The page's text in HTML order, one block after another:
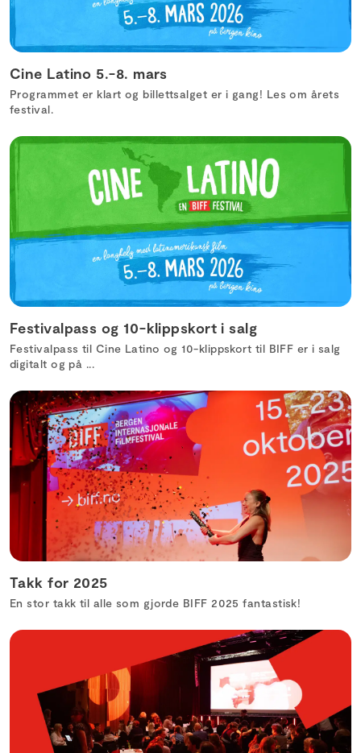
Cine Latino 5.-8. mars
Programmet er klart og billettsalget er i gang! Les om årets
festival.
Festivalpass og 10-klippskort i salg
Festivalpass til Cine Latino og 10-klippskort til BIFF er i salg
digitalt og på ...
Takk for 2025
En stor takk til alle som gjorde BIFF 2025 fantastisk!